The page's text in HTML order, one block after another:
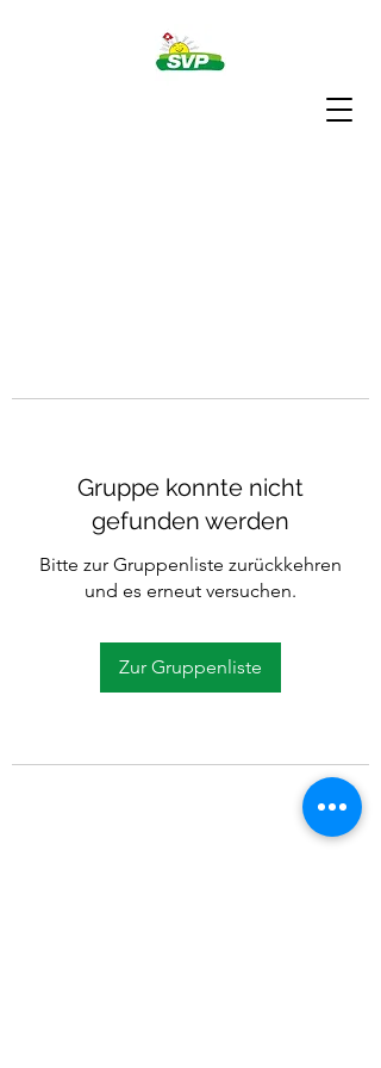
Gruppe konnte nicht
gefunden werden
Bitte zur Gruppenliste zurückkehren
und es erneut versuchen.
Zur Gruppenliste